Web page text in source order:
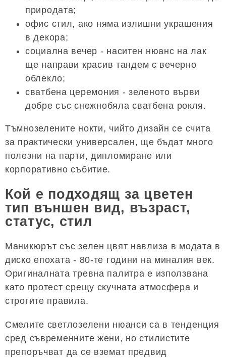
природата;
офис стил, ако няма излишни украшения
в декора;
социална вечер - наситен нюанс на лак
ще направи красив тандем с вечерно
облекло;
сватбена церемония - зеленото върви
добре със снежнобяла сватбена рокля.
Тъмнозелените нокти, чийто дизайн се счита
за практически универсален, ще бъдат много
полезни на парти, дипломиране или
корпоративно събитие.
Кой е подходящ за цветен
тип външен вид, възраст,
статус, стил
Маникюрът със зелен цвят навлиза в модата в
диско епохата - 80-те години на миналия век.
Оригиналната тревна палитра е използвана
като протест срещу скучната атмосфера и
строгите правила.
Смелите светлозелени нюанси са в тенденция
сред съвременните жени, но стилистите
препоръчват да се вземат предвид